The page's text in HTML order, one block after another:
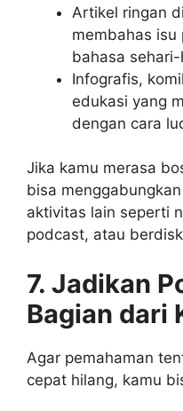
Artikel ringan
membahas isu
bahasa sehari-
Infografis,
edukasi yang
dengan cara
Jika kamu merasa
bisa
aktivitas lain seperti
podcast, atau
7. Jadikan
Bagian dari
Agar pemahaman
cepat hilang, kamu